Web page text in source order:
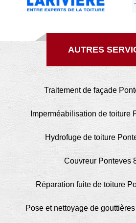
AUTRES
Traitement de façade
Imperméabilisation de toiture
Hydrofuge de toiture
Couvreur Ponteves
Réparation fuite de toiture
Pose et nettoyage de